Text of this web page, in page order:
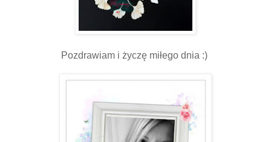
Pozdrawiam i życzę miłego dnia :)